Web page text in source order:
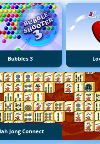
Bubbles 3
Jong Connect